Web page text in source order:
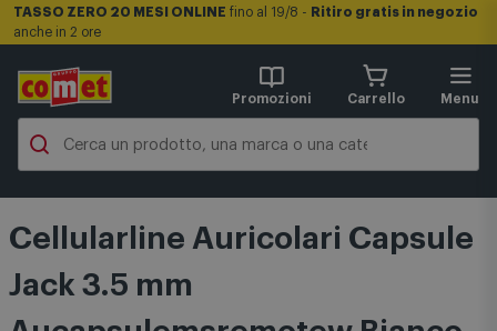
TASSO ZERO 20 MESI ONLINE fino al 19/8 - Ritiro gratis in negozio
anche in 2 ore
Promozioni Carrello Menu
Cellularline Auricolari Capsule
Jack 3.5 mm